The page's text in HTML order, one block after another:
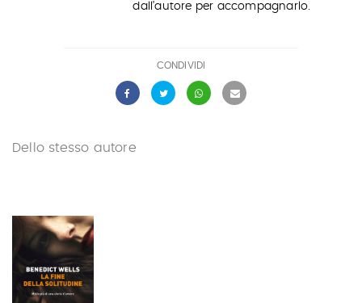
dall’autore per accompagnarlo.
CONDIVIDI
Dello stesso autore